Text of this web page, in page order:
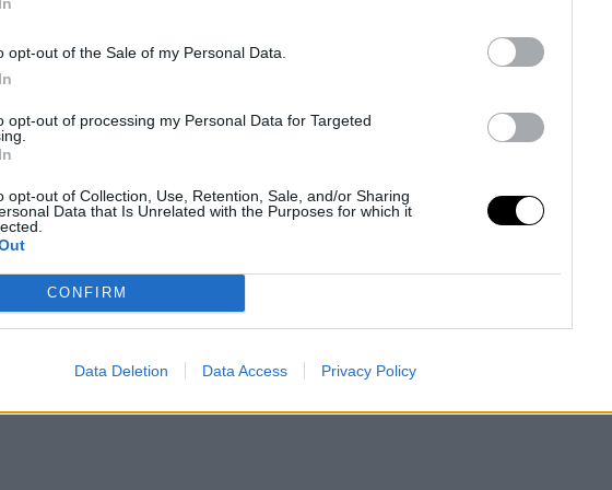
opt-out of the Sale of my Personal Data.
opt-out of processing my Personal Data for Targeted
opt-out of Collection, Use, Retention, Sale, and/or Sharing
Data that Is Unrelated with the Purposes for which it
CONFIRM
Data Deletion Data Access Privacy Policy